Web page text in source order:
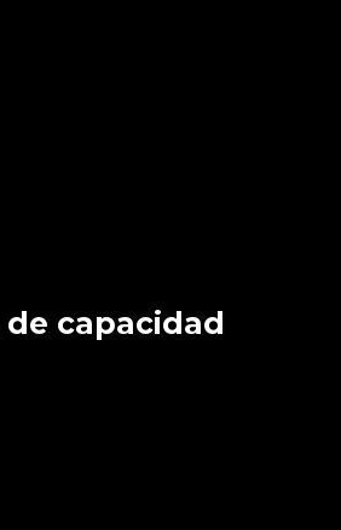
de capacidad